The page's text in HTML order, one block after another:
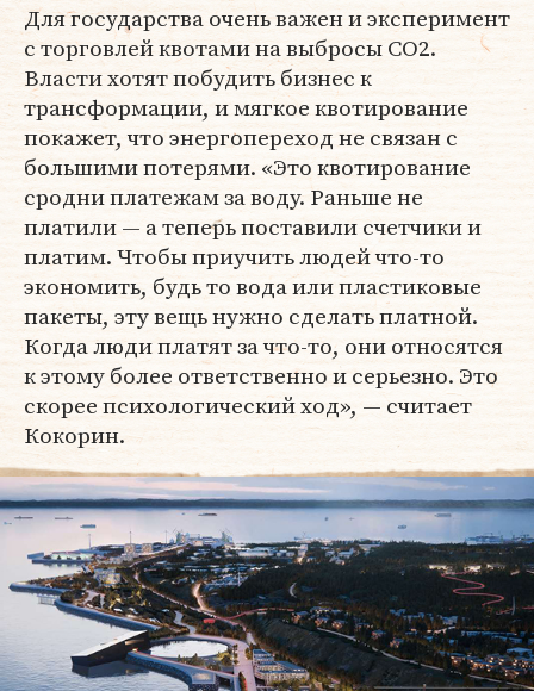
Для государства очень важен и эксперимент
с торговлей квотами на выбросы СО2.
Власти хотят побудить бизнес к
трансформации, и мягкое квотирование
покажет, что энергопереход не связан с
большими потерями. «Это квотирование
сродни платежам за воду. Раньше не
платили — а теперь поставили счетчики и
платим. Чтобы приучить людей что-то
экономить, будь то вода или пластиковые
пакеты, эту вещь нужно сделать платной.
Когда люди платят за что-то, они относятся
к этому более ответственно и серьезно. Это
скорее психологический ход», — считает
Кокорин.